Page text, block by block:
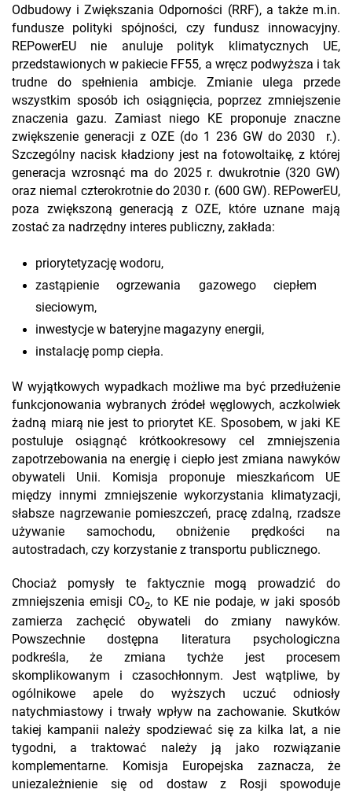
Odbudowy i Zwiększania Odporności (RRF), a także m.in.
fundusze polityki spójności, czy fundusz innowacyjny.
REPowerEU nie anuluje polityk klimatycznych UE,
przedstawionych w pakiecie FF55, a wręcz podwyższa i tak
trudne do spełnienia ambicje. Zmianie ulega przede
wszystkim sposób ich osiągnięcia, poprzez zmniejszenie
znaczenia gazu. Zamiast niego KE proponuje znaczne
zwiększenie generacji z OZE (do 1 236 GW do 2030 r.).
Szczególny nacisk kładziony jest na fotowoltaikę, z której
generacja wzrosnąć ma do 2025 r. dwukrotnie (320 GW)
oraz niemal czterokrotnie do 2030 r. (600 GW). REPowerEU,
poza zwiększoną generacją z OZE, które uznane mają
zostać za nadrzędny interes publiczny, zakłada:
priorytetyzację wodoru,
zastąpienie ogrzewania gazowego ciepłem
sieciowym,
inwestycje w bateryjne magazyny energii,
instalację pomp ciepła.
W wyjątkowych wypadkach możliwe ma być przedłużenie
funkcjonowania wybranych źródeł węglowych, aczkolwiek
żadną miarą nie jest to priorytet KE. Sposobem, w jaki KE
postuluje osiągnąć krótkookresowy cel zmniejszenia
zapotrzebowania na energię i ciepło jest zmiana nawyków
obywateli Unii. Komisja proponuje mieszkańcom UE
między innymi zmniejszenie wykorzystania klimatyzacji,
słabsze nagrzewanie pomieszczeń, pracę zdalną, rzadsze
używanie samochodu, obniżenie prędkości na
autostradach, czy korzystanie z transportu publicznego.
Chociaż pomysły te faktycznie mogą prowadzić do
zmniejszenia emisji CO2, to KE nie podaje, w jaki sposób
zamierza zachęcić obywateli do zmiany nawyków.
Powszechnie dostępna literatura psychologiczna
podkreśla, że zmiana tychże jest procesem
skomplikowanym i czasochłonnym. Jest wątpliwe, by
ogólnikowe apele do wyższych uczuć odniosły
natychmiastowy i trwały wpływ na zachowanie. Skutków
takiej kampanii należy spodziewać się za kilka lat, a nie
tygodni, a traktować należy ją jako rozwiązanie
komplementarne. Komisja Europejska zaznacza, że
uniezależnienie się od dostaw z Rosji spowoduje